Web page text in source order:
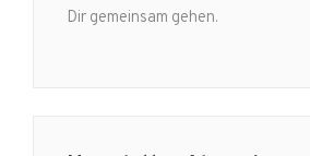
Dir gemeinsam gehen.